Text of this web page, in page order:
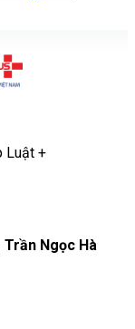
Luật +
Trần Ngọc Hà